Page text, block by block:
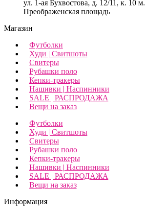
ул. 1-ая Бухвостова, д. 12/11, к. 10 м.
Преображенская площадь
Магазин
Футболки
Худи | Свитшоты
Свитеры
Рубашки поло
Кепки-тракеры
Нашивки | Наспинники
SALE | РАСПРОДАЖА
Вещи на заказ
Футболки
Худи | Свитшоты
Свитеры
Рубашки поло
Кепки-тракеры
Нашивки | Наспинники
SALE | РАСПРОДАЖА
Вещи на заказ
Информация